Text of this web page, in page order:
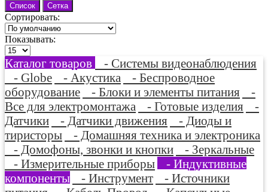
Список Сетка
Сортировать:
Показывать:
Каталог товаров
- Системы видеонаблюдения
- Globe
- Акустика
- Беспроводное
оборудование
- Блоки и элементы питания
-
Все для электромонтажа
- Готовые изделия
-
Датчики
- Датчики движения
- Диоды и
тиристоры
- Домашняя техника и электроника
- Домофоны, звонки и кнопки
- Зеркальные
- Измерительные приборы
- Индуктивные
компоненты
- Инструмент
- Источники